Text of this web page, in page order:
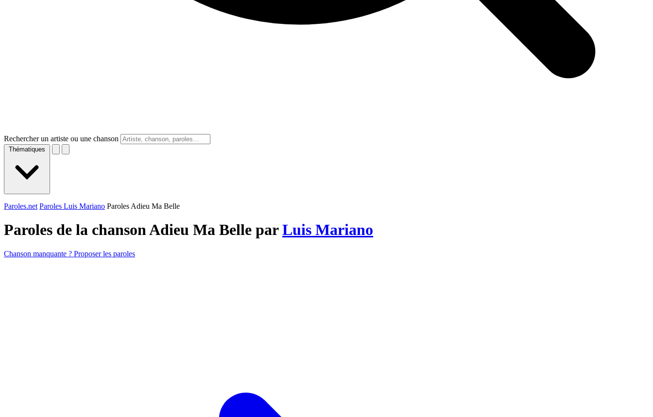
Rechercher un artiste ou une chanson
Thématiques
Paroles.net Paroles Luis Mariano Paroles Adieu Ma Belle
Paroles de la chanson Adieu Ma Belle parLuis Mariano
Chanson manquante ? Proposer les paroles